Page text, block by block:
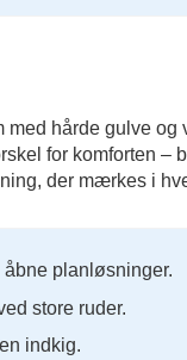
med hårde gulve
for komforten –
der mærkes i
planløsninger.
store ruder.
indkig.